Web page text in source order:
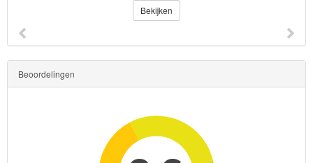
Bekijken
Beoordelingen